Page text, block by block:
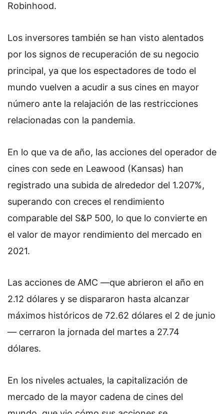
Robinhood.
Los inversores también se han visto alentados
por los signos de recuperación de su negocio
principal, ya que los espectadores de todo el
mundo vuelven a acudir a sus cines en mayor
número ante la relajación de las restricciones
relacionadas con la pandemia.
En lo que va de año, las acciones del operador de
cines con sede en Leawood (Kansas) han
registrado una subida de alrededor del 1.207%,
superando con creces el rendimiento
comparable del S&P 500, lo que lo convierte en
el valor de mayor rendimiento del mercado en
2021.
Las acciones de AMC —que abrieron el año en
2.12 dólares y se dispararon hasta alcanzar
máximos históricos de 72.62 dólares el 2 de junio
— cerraron la jornada del martes a 27.74
dólares.
En los niveles actuales, la capitalización de
mercado de la mayor cadena de cines del